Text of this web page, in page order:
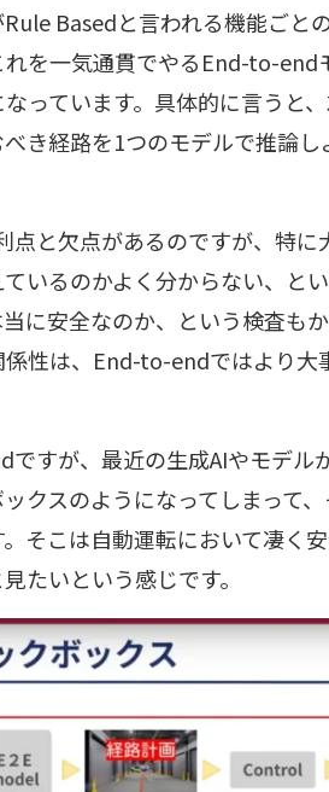
Basedと言われる機能ごと
を一気通貫でやるEnd-to-end
っています。具体的に言うと
き経路を1つのモデルで推論
と欠点があるのですが、特に
いるのかよく分からない、と
に安全なのか、という検査も
性は、End-to-endではより大
すが、最近の生成AIやモデル
クスのようになってしまって
そこは自動運転において凄く
たいという感じです。